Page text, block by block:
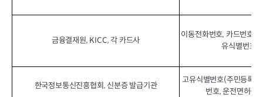
금융결재원, KICC, 각 카드사
이동전화번호, 카드번호,
유식별번호,
한국정보통신진흥협회, 신분증 발급기관
고유식별번호(주민등록
번호, 운전면허증